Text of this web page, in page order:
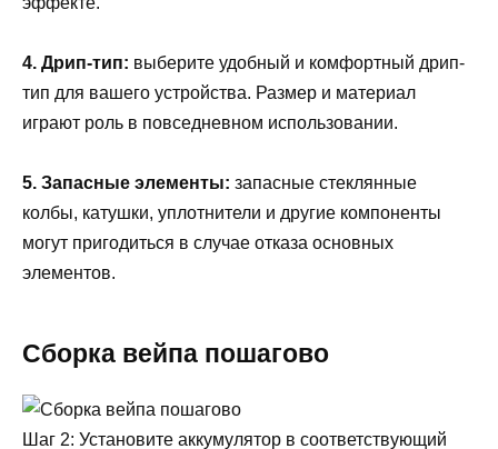
4. Дрип-тип: выберите удобный и комфортный дрип-
тип для вашего устройства. Размер и материал
играют роль в повседневном использовании.
5. Запасные элементы: запасные стеклянные
колбы, катушки, уплотнители и другие компоненты
могут пригодиться в случае отказа основных
элементов.
Сборка вейпа пошагово
Шаг 2: Установите аккумулятор в соответствующий